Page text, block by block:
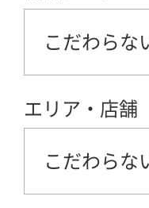
こだわらな
エリア・店舗
こだわらな